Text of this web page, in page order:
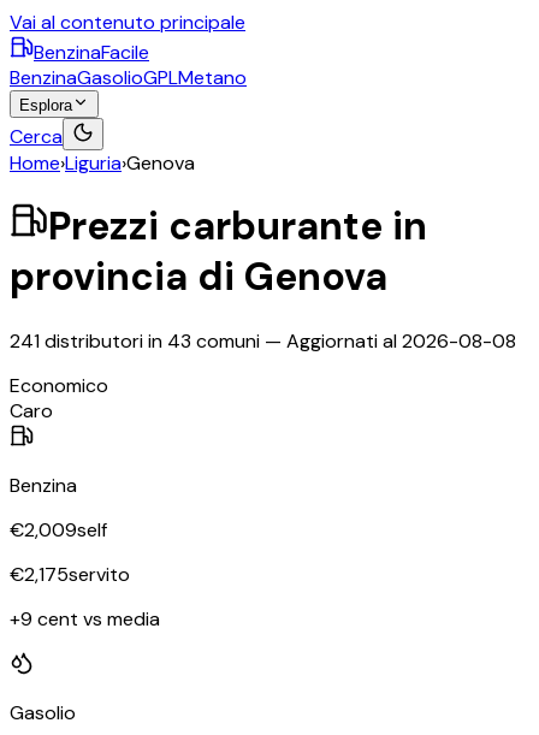
Vai al contenuto principale
BenzinaFacile
BenzinaGasolioGPLMetano
Esplora
Cerca
Home›Liguria›Genova
Prezzi carburante in
provincia di Genova
241distributori in 43 comuni — Aggiornati al2026-08-08
Economico
Caro
Benzina
€2,009self
€2,175servito
+9 cent vs media
Gasolio